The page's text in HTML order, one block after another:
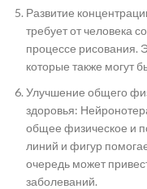
Развитие
требует от человека
процессе рисования.
которые также могут
Улучшение общего
здоровья:
общее физическое и
линий и фигур
очередь может
заболеваний.